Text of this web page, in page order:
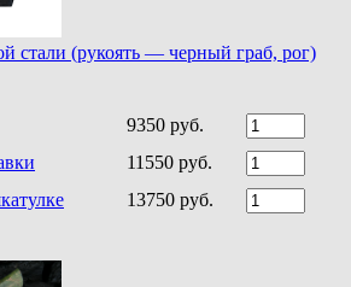
стали (рукоять — черный граб, рог)
9350 руб.
11550 руб.
13750 руб.